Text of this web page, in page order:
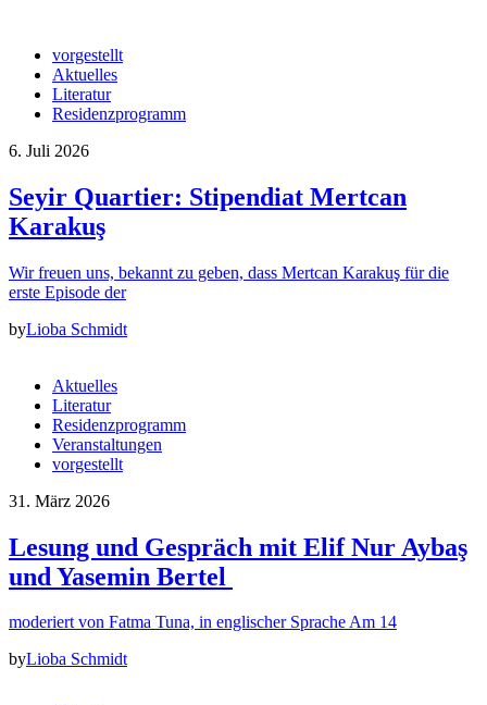
vorgestellt
Aktuelles
Literatur
Residenzprogramm
6. Juli 2026
Seyir Quartier: Stipendiat Mertcan
Karakuş
Wir freuen uns, bekannt zu geben, dass Mertcan Karakuş für die
erste Episode der
byLioba Schmidt
Aktuelles
Literatur
Residenzprogramm
Veranstaltungen
vorgestellt
31. März 2026
Lesung und Gespräch mit Elif Nur Aybaş
und Yasemin Bertel
moderiert von Fatma Tuna, in englischer Sprache Am 14
byLioba Schmidt